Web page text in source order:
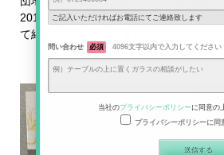
2013年1月25日）でガラス素材・オーダ
て紹介していただきました！
ご記入いただければお電話にてご連絡致します
問い合わせ 必須 4096文字以内で入力してください
当社のプライバシーポリシーに同意の
プライバシーポリシーに同